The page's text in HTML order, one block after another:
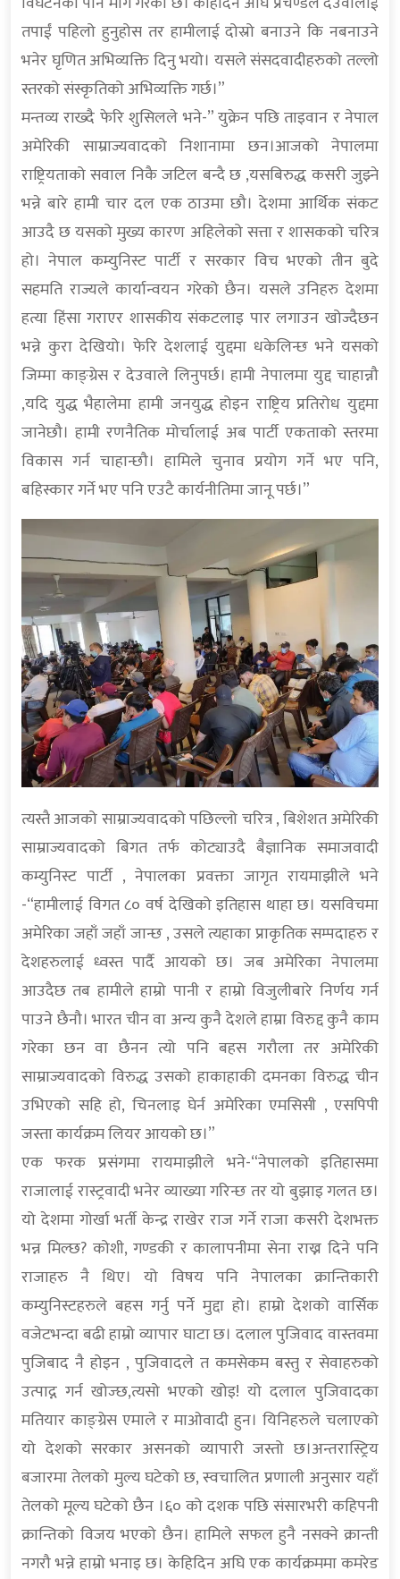
तपाईं पहिलो हुनुहोस तर हामीलाई दोस्रो बनाउने कि नबनाउने
भनेर घृणित अभिव्यक्ति दिनु भयो। यसले संसदवादीहरुको तल्लो
स्तरको संस्कृतिको अभिव्यक्ति गर्छ।”
मन्तव्य राख्दै फेरि शुसिलले भने-” युक्रेन पछि ताइवान र नेपाल
अमेरिकी साम्राज्यवादको निशानामा छन।आजको नेपालमा
राष्ट्रियताको सवाल निकै जटिल बन्दै छ ,यसबिरुद्ध कसरी जुझ्ने
भन्ने बारे हामी चार दल एक ठाउमा छौ। देशमा आर्थिक संकट
आउदै छ यसको मुख्य कारण अहिलेको सत्ता र शासकको चरित्र
हो। नेपाल कम्युनिस्ट पार्टी र सरकार विच भएको तीन बुदे
सहमति राज्यले कार्यान्वयन गरेको छैन। यसले उनिहरु देशमा
हत्या हिंसा गराएर शासकीय संकटलाइ पार लगाउन खोज्दैछन
भन्ने कुरा देखियो। फेरि देशलाई युद्दमा धकेलिन्छ भने यसको
जिम्मा काङ्ग्रेस र देउवाले लिनुपर्छ। हामी नेपालमा युद्द चाहान्नौ
,यदि युद्ध भैहालेमा हामी जनयुद्ध होइन राष्ट्रिय प्रतिरोध युद्दमा
जानेछौ। हामी रणनैतिक मोर्चालाई अब पार्टी एकताको स्तरमा
विकास गर्न चाहान्छौ। हामिले चुनाव प्रयोग गर्ने भए पनि,
बहिस्कार गर्ने भए पनि एउटै कार्यनीतिमा जानू पर्छ।”
त्यस्तै आजको साम्राज्यवादको पछिल्लो चरित्र , बिशेशत अमेरिकी
साम्राज्यवादको बिगत तर्फ कोट्याउदै बैज्ञानिक समाजवादी
कम्युनिस्ट पार्टी , नेपालका प्रवक्ता जागृत रायमाझीले भने
-“हामीलाई विगत ८० वर्ष देखिको इतिहास थाहा छ। यसविचमा
अमेरिका जहाँ जहाँ जान्छ , उसले त्यहाका प्राकृतिक सम्पदाहरु र
देशहरुलाई ध्वस्त पार्दै आयको छ। जब अमेरिका नेपालमा
आउदैछ तब हामीले हाम्रो पानी र हाम्रो विजुलीबारे निर्णय गर्न
पाउने छैनौ। भारत चीन वा अन्य कुनै देशले हाम्रा विरुद्द कुनै काम
गरेका छन वा छैनन त्यो पनि बहस गरौला तर अमेरिकी
साम्राज्यवादको विरुद्ध उसको हाकाहाकी दमनका विरुद्ध चीन
उभिएको सहि हो, चिनलाइ घेर्न अमेरिका एमसिसी , एसपिपी
जस्ता कार्यक्रम लियर आयको छ।”
एक फरक प्रसंगमा रायमाझीले भने-“नेपालको इतिहासमा
राजालाई रास्ट्रवादी भनेर व्याख्या गरिन्छ तर यो बुझाइ गलत छ।
यो देशमा गोर्खा भर्ती केन्द्र राखेर राज गर्ने राजा कसरी देशभक्त
भन्न मिल्छ? कोशी, गण्डकी र कालापनीमा सेना राख्न दिने पनि
राजाहरु नै थिए। यो विषय पनि नेपालका क्रान्तिकारी
कम्युनिस्टहरुले बहस गर्नु पर्ने मुद्दा हो। हाम्रो देशको वार्सिक
वजेटभन्दा बढी हाम्रो व्यापार घाटा छ। दलाल पुजिवाद वास्तवमा
पुजिबाद नै होइन , पुजिवादले त कमसेकम बस्तु र सेवाहरुको
उत्पाद्न गर्न खोज्छ,त्यसो भएको खोइ! यो दलाल पुजिवादका
मतियार काङ्ग्रेस एमाले र माओवादी हुन। यिनिहरुले चलाएको
यो देशको सरकार असनको व्यापारी जस्तो छ।अन्तरास्ट्रिय
बजारमा तेलको मुल्य घटेको छ, स्वचालित प्रणाली अनुसार यहाँ
तेलको मूल्य घटेको छैन ।६० को दशक पछि संसारभरी कहिपनी
क्रान्तिको विजय भएको छैन। हामिले सफल हुनै नसक्ने क्रान्ती
नगरौ भन्ने हाम्रो भनाइ छ। केहिदिन अघि एक कार्यक्रममा कमरेड